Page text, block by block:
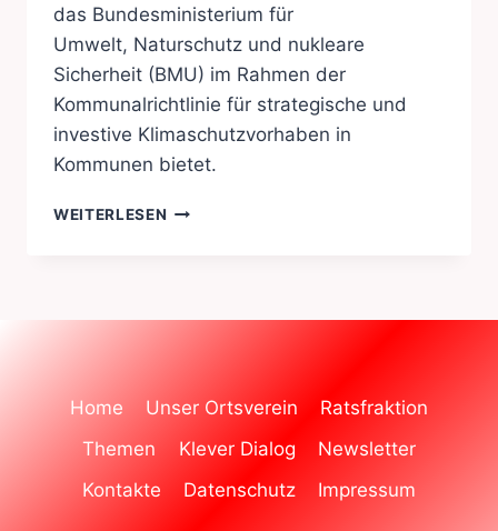
das Bundesministerium für
Umwelt, Naturschutz und nukleare
Sicherheit (BMU) im Rahmen der
Kommunalrichtlinie für strategische und
investive Klimaschutzvorhaben in
Kommunen bietet.
WEITERLESEN PRÜFUNG
Home Unser Ortsverein
Ratsfraktion
Themen
Klever Dialog
Newsletter
Kontakte
Datenschutz Impressum